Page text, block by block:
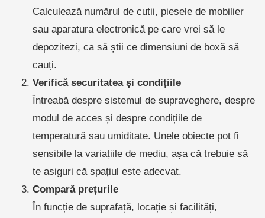
Calculează numărul de cutii, piesele de mobilier
sau aparatura electronică pe care vrei să le
depozitezi, ca să știi ce dimensiuni de boxă să
cauți.
Verifică securitatea și condițiile
Întreabă despre sistemul de supraveghere, despre
modul de acces și despre condițiile de
temperatură sau umiditate. Unele obiecte pot fi
sensibile la variațiile de mediu, așa că trebuie să
te asiguri că spațiul este adecvat.
Compară prețurile
În funcție de suprafață, locație și facilități,